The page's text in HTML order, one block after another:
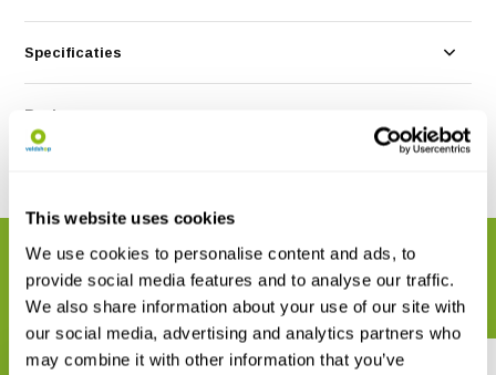
This website uses cookies
We use cookies to personalise content and ads, to
provide social media features and to analyse our traffic.
We also share information about your use of our site with
our social media, advertising and analytics partners who
may combine it with other information that you’ve
Specificaties
Reviews
GERELATEERDE PRODUCTEN
Maak uw bestelling compleet